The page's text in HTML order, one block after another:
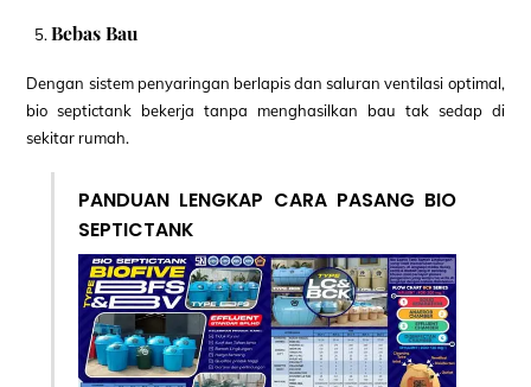
Bebas Bau
Dengan sistem penyaringan berlapis dan saluran ventilasi optimal,
bio septictank bekerja tanpa menghasilkan bau tak sedap di
sekitar rumah.
PANDUAN LENGKAP CARA PASANG BIO
SEPTICTANK